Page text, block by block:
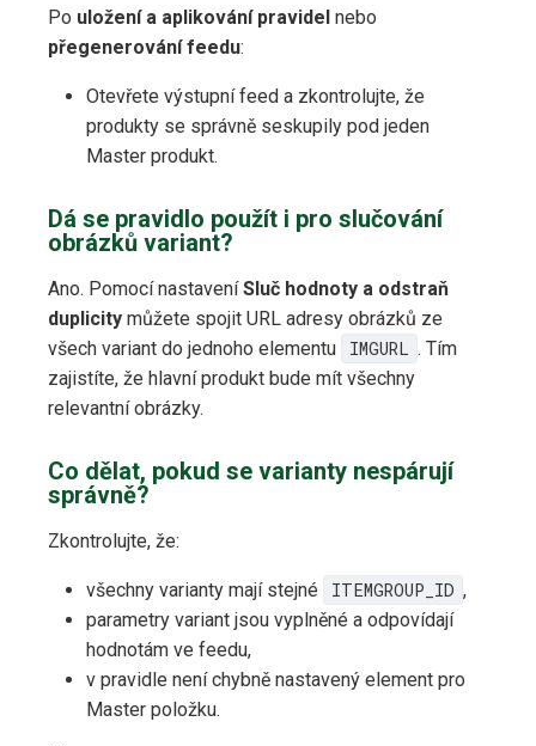
Po uložení a aplikování pravidel nebo
přegenerování feedu:
Otevřete výstupní feed a zkontrolujte, že
produkty se správně seskupily pod jeden
Master produkt.
Dá se pravidlo použít i pro slučování
obrázků variant?
Ano. Pomocí nastaveníSluč hodnoty a odstraň
duplicity můžete spojit URL adresy obrázků ze
všech variant do jednoho elementu
IMGURL . Tím
zajistíte, že hlavní produkt bude mít všechny
relevantní obrázky.
Co dělat, pokud se varianty nespárují
správně?
Zkontrolujte, že:
všechny varianty mají stejné ITEMGROUP_ID ,
parametry variant jsou vyplněné a odpovídají
hodnotám ve feedu,
v pravidle není chybně nastavený element pro
Master položku.